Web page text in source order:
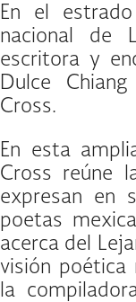
En el
nacional de
escritora y
Dulce
Cross.
En esta
Cross reúne
expresan en
poetas
acerca del
visión poética
la